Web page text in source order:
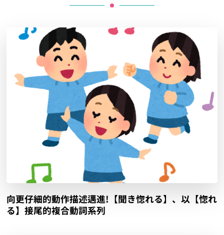
向更仔細的動作描述邁進!【聞き惚れる】、以【惚れ
る】接尾的複合動詞系列